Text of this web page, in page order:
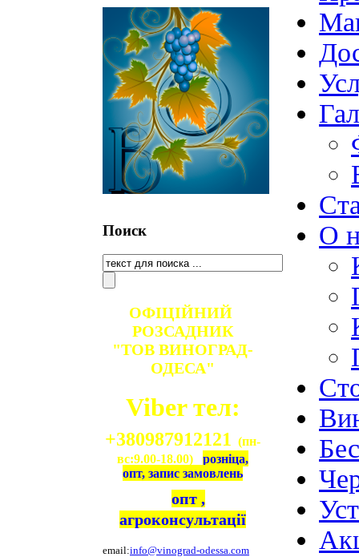
Поиск
ОФІЦІЙНИЙ
РОЗСАДНИК
"ТОВ ВИНОГРАД-
ОДЕСА"
Viber тел:
+380987912121 (пн-
вс:9.00-18.00) розніца,
опт, запис замовлень
опт ,
агроконсультації
email:info@vinograd-odessa.com
О